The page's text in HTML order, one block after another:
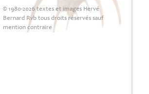
© 1980-2026 textes et images Hervé
Bernard Rvb tous droits réservés sauf
mention contraire